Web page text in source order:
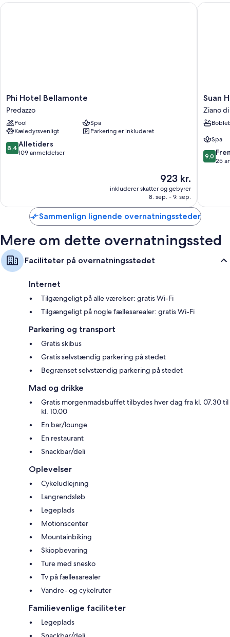
Badeværelser med bideter og badekar eller brusere
Fladskærms-tv med satellitkanaler
Varme, daglig rengøring og skriveborde
Phi
Hotel
Bellamonte
Predazzo
Phi Hotel Bellamonte
Predazzo
Pool
Spa
Kæledyrsvenligt
Parkering er inkluderet
8.4
ud
8,4 Alletiders
109 anmeldelser
Prisen
er
923 kr.
923 kr.
inkluderer skatter og gebyrer
8. sep. - 9. sep.
Phi Hotel Bellamonte
Suan
Hotel
Ziano
di
Fiemme
Suan
Ziano
Spa
9.0
ud
9,0
25
Suan
Sammenlign lignende overnatningssteder
Mere om dette overnatningssted
Faciliteter på overnatningsstedet
Internet
Tilgængeligt på alle værelser: gratis Wi-Fi
Tilgængeligt på nogle fællesarealer: gratis Wi-Fi
Parkering og transport
Gratis skibus
Gratis selvstændig parkering på stedet
Begrænset selvstændig parkering på stedet
Mad og drikke
Gratis morgenmadsbuffet tilbydes hver dag fra kl. 07.30 til
kl. 10.00
En bar/lounge
En restaurant
Snackbar/deli
Oplevelser
Cykeludlejning
Langrendsløb
Legeplads
Motionscenter
Mountainbiking
Skiopbevaring
Ture med snesko
Tv på fællesarealer
Vandre- og cykelruter
Familievenlige faciliteter
Legeplads